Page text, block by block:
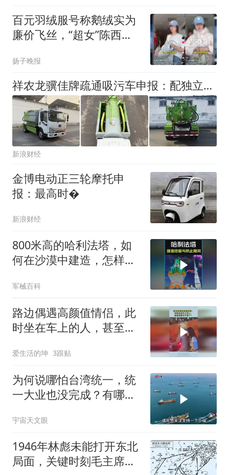
百元羽绒服号称鹅绒实为
廉价飞丝，“超女”陈西贝
曝售假后她公开道歉，涉
事商家已被立案调查
扬子晚报
祥农龙骥佳牌疏通吸污车申报：配独立双罐 能否获得市场青睐？
新浪财经
金博电动正三轮摩托申
报：最高时�
新浪财经
800米高的哈利法塔，如
何在沙漠中建造，怎样抵
军械百科
路边偶遇高颜值情侣，此
时坐在车上的人，甚至觉
爱生活的坤 3跟贴
为何说哪怕台湾统一，统
一大业也没完成？有哪四
宇宙天文眼
1946年林彪未能打开东北
局面，关键时刻毛主席下